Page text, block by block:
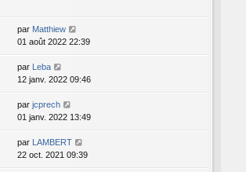
par Matthiew
01 août 2022 22:39
par Leba
12 janv. 2022 09:46
par jcprech
01 janv. 2022 13:49
par LAMBERT
22 oct. 2021 09:39